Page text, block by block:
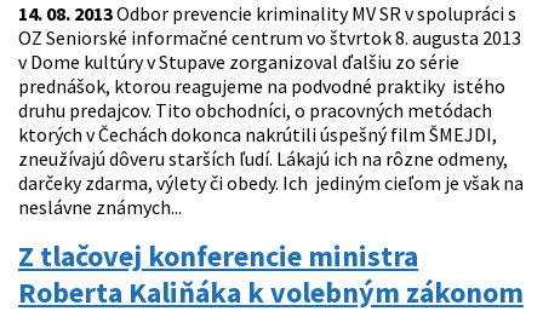
14. 08. 2013Odbor prevencie kriminality MV SR v spolupráci s
OZ Seniorské informačné centrum vo štvrtok 8. augusta 2013
v Dome kultúry v Stupave zorganizoval ďalšiu zo série
prednášok, ktorou reagujeme na podvodné praktiky istého
druhu predajcov. Tito obchodníci, o pracovných metódach
ktorých v Čechách dokonca nakrútili úspešný film ŠMEJDI,
zneužívajú dôveru starších ľudí. Lákajú ich na rôzne odmeny,
darčeky zdarma, výlety či obedy. Ich jediným cieľom je však na
neslávne známych...
Z tlačovej konferencie ministra
Roberta Kaliňáka k volebným zákonom